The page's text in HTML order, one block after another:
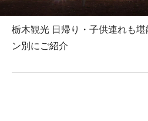
栃木観光 日帰り・子供連れも
ン別にご紹介